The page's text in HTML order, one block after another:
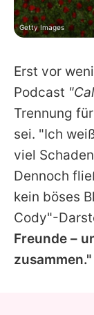
Erst vor
Podcast
Trennung
sei. "Ich
viel
Dennoch
kein böses
Cody"-
Freunde –
zusammen."
Getty Images